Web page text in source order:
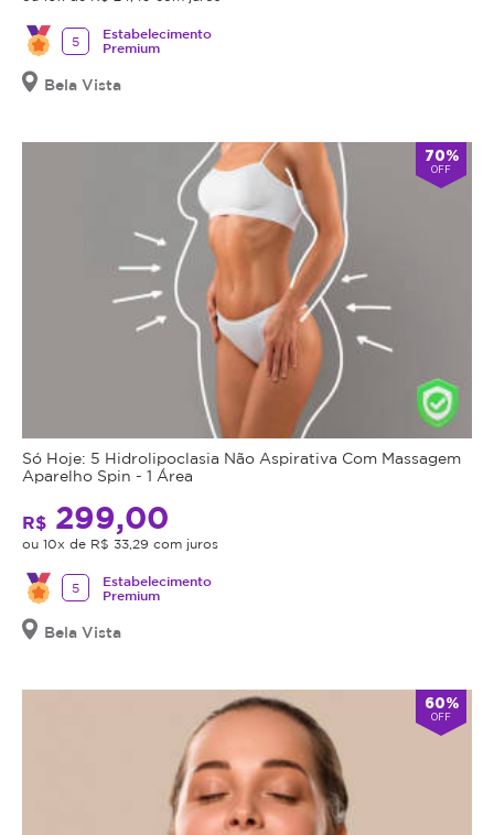
5
Estabelecimento
Premium
Bela Vista
70%
OFF
Só Hoje: 5 Hidrolipoclasia Não Aspirativa Com Massagem
Aparelho Spin - 1 Área
R$ 299,00
ou 10x de R$ 33,29 com juros
5
Estabelecimento
Premium
Bela Vista
60%
OFF